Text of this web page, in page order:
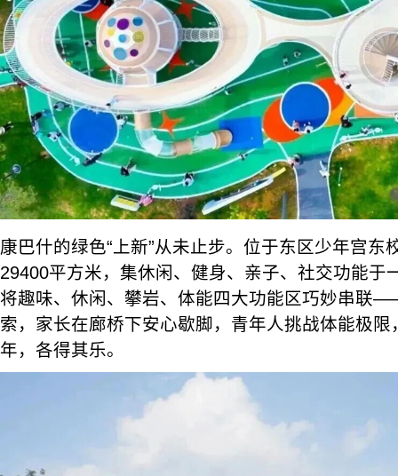
康巴什的绿色“上新”从未止步。位于东区少年宫东
29400平方米，集休闲、健身、亲子、社交功能于
将趣味、休闲、攀岩、体能四大功能区巧妙串联
索，家长在廊桥下安心歇脚，青年人挑战体能极
年，各得其乐。